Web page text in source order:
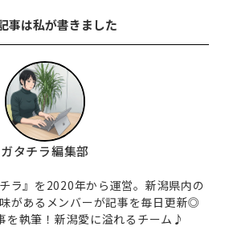
事は私が書きました
ガタチラ編集部
ラ』を2020年から運営。新潟県内の
があるメンバーが記事を毎日更新◎
を執筆！新潟愛に溢れるチーム♪